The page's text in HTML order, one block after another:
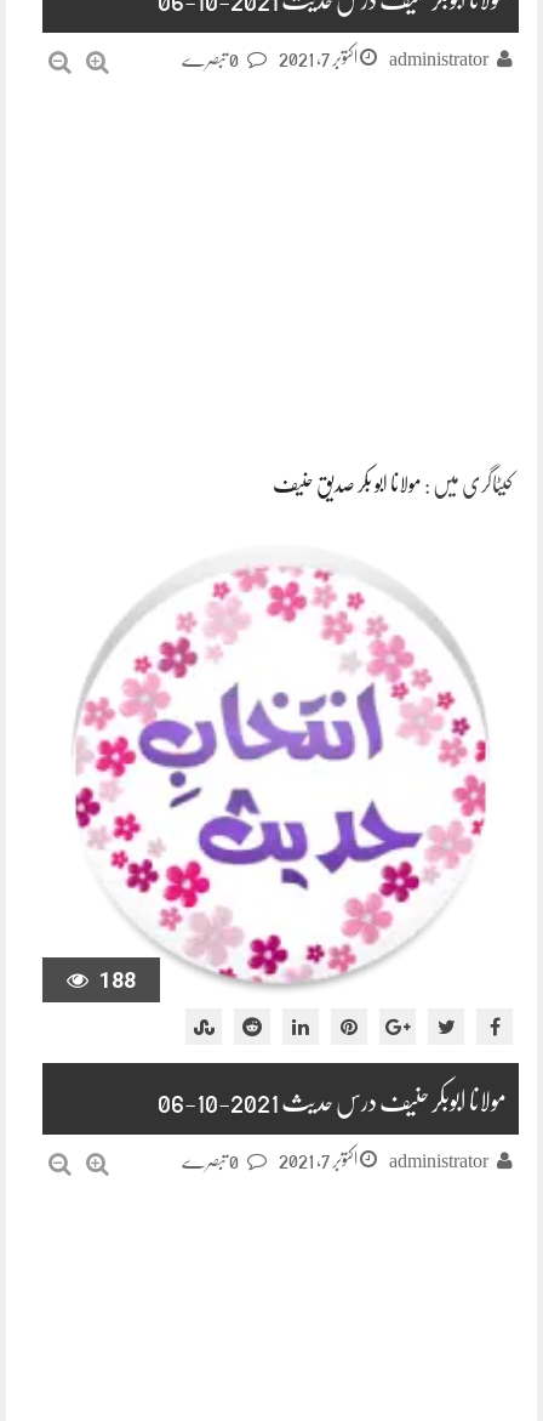
administrator اکتوبر 7, 2021
کیٹاگری میں : مولانا ابو بکر صدیق حنیف
188
مولانا ابوبکر حنیف درس حدیث 2021-10-06
administrator اکتوبر 7, 2021